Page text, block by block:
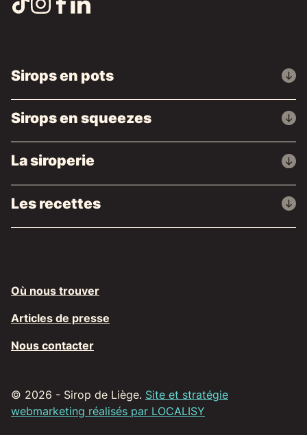
Sirops en pots
Sirops en squeezes
La siroperie
Les recettes
Où nous trouver
Articles de presse
Nous contacter
© 2026 - Sirop de Liège. Site et stratégie
webmarketing réalisés par LOCALISY